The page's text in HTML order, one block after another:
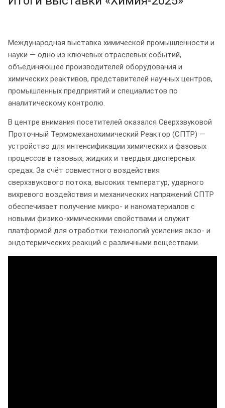
Международная выставка химической промышленности и
науки — одно из ключевых отраслевых событий,
объединяющее производителей оборудования и
химических реактивов, представителей научных центров,
промышленных предприятий и специалистов по
аналитическому контролю.
В центре внимания посетителей оказался Сверхзвуковой
Проточный Термомеханохимический Реактор (СПТР) —
устройство для интенсификации химических и фазовых
процессов в газовых, жидких и твердых дисперсных
средах. За счёт совместного воздействия
сверхзвукового потока, высоких температур, ударного
вихревого воздействия и механических напряжений СПТР
обеспечивает получение микро‑ и наноматериалов с
новыми физико‑химическими свойствами и служит
платформой для отработки технологий усиления экзо‑ и
эндотермических реакций с различными веществами.